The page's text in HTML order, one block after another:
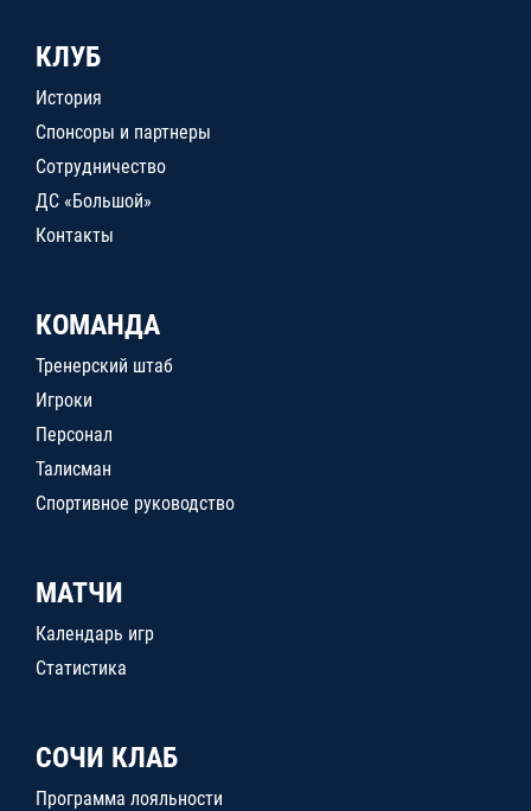
КЛУБ
История
Спонсоры и партнеры
Сотрудничество
ДС «Большой»
Контакты
КОМАНДА
Тренерский штаб
Игроки
Персонал
Талисман
Спортивное руководство
МАТЧИ
Календарь игр
Статистика
СОЧИ КЛАБ
Программа лояльности